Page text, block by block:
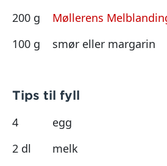
200 g
Møllerens
100 g
smør eller margarin
Tips til fyll
4
egg
2 dl
melk